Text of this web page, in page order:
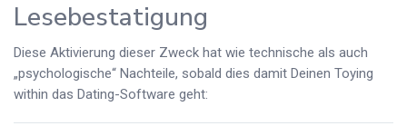
Lesebestatigung
Diese Aktivierung dieser Zweck hat wie technische als auch
„psychologische“ Nachteile, sobald dies damit Deinen Toying
within das Dating-Software geht: